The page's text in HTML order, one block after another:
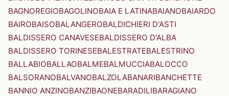
BAGNOREGIOBAGOLINOBAIA E LATINABAIANOBAIARDO
BAIROBAISOBALANGEROBALDICHIERI D'ASTI
BALDISSERO CANAVESEBALDISSERO D'ALBA
BALDISSERO TORINESEBALESTRATEBALESTRINO
BALLABIOBALLAOBALMEBALMUCCIABALOCCO
BALSORANOBALVANOBALZOLABANARIBANCHETTE
BANNIO ANZINOBANZIBAONEBARADILIBARAGIANO